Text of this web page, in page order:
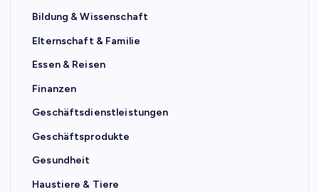
Bildung & Wissenschaft
Elternschaft & Familie
Essen & Reisen
Finanzen
Geschäftsdienstleistungen
Geschäftsprodukte
Gesundheit
Haustiere & Tiere